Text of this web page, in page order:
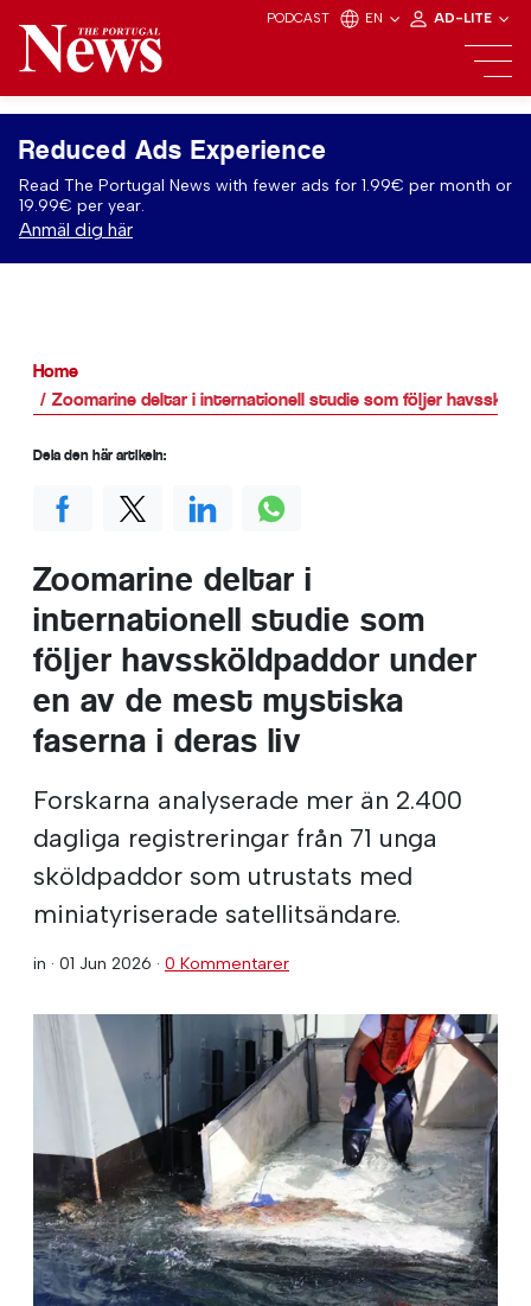
PODCAST EN AD-LITE
Reduced Ads Experience
Read The Portugal News with fewer ads for 1.99€ per month or
19.99€ per year.
Anmäl dig här
Home
Zoomarine deltar i internationell studie som följer
Zoomarine deltar i
internationell studie som
följer havssköldpaddor under
en av de mest mystiska
faserna i deras liv
Forskarna analyserade mer än 2.400
dagliga registreringar från 71 unga
sköldpaddor som utrustats med
miniatyriserade satellitsändare.
in · 01 Jun 2026 · 0 Kommentarer
Dela den här artikeln: